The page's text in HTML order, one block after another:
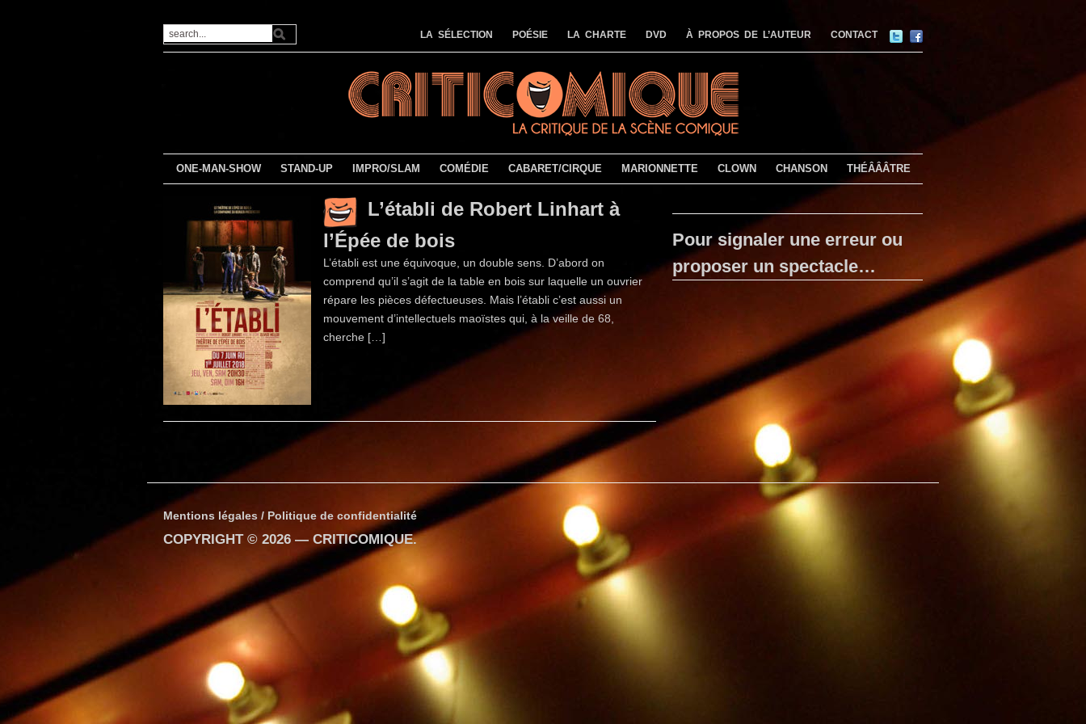
LA SÉLECTION POÉSIE LA CHARTE DVD À PROPOS DE L’AUTEUR CONTACT
ONE-MAN-SHOW STAND-UP IMPRO/SLAM COMÉDIE CABARET/CIRQUE MARIONNETTE CLOWN CHANSON THÉÂÂÂTRE
L’établi de Robert Linhart à
l’Épée de bois
L’établi est une équivoque, un double sens. D’abord on
comprend qu’il s’agit de la table en bois sur laquelle un ouvrier
répare les pièces défectueuses. Mais l’établi c’est aussi un
mouvement d’intellectuels maoïstes qui, à la veille de 68,
cherche […]
Pour signaler une erreur ou
proposer un spectacle…
Mentions légales / Politique de confidentialité
COPYRIGHT © 2026 — CRITICOMIQUE.